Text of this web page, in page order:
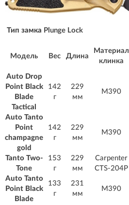
Тип замка Plunge Lock
Модель Вес Длина
Материал
клинка
Auto Drop
Point Black
Blade
Tactical
142
г
229
мм
M390
Auto Tanto
Point
champagne
gold
142
г
229
мм
M390
Tanto Two-
Tone
153
г
229
мм
Carpenter
CTS-204P
Auto Tanto
Point Black
Blade
133
г
231
мм
M390